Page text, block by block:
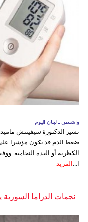
واشنطن ـ لبنان اليوم
تشير الدكتورة سيفينتش
ضغط الدم قد يكون مؤشرا على
الكظرية أو الغدة النخامية.
ا... المزيد
نجمات الدراما